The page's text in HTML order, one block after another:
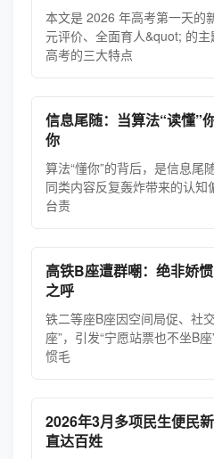
本文是 2026 年高考第一天的
元评价、全面育人&quot; 的
高考的三大特点
信息尾随：当算法“读懂”
你
算法“懂你”的背后，是信息尾
同类内容反复轰炸带来的认
台责
高铁B座遭群嘲：绝非娇
之呼
铁二等座B座因空间局促、社
座”，引发“宁愿站票也不坐B
惯毛
2026年3月多项民生便民
直达百姓